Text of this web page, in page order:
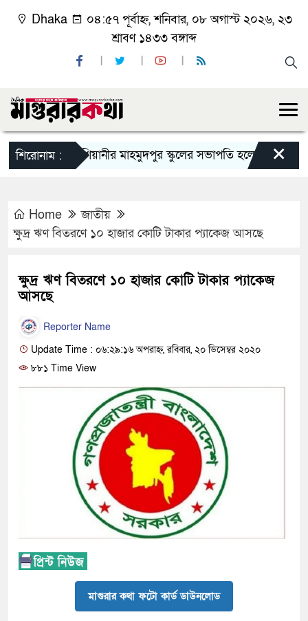
Dhaka
০৪:৫৭ পূর্বাহ্ন, শনিবার, ০৮ অগাস্ট ২০২৬, ২৩
শ্রাবণ ১৪৩৩ বঙ্গাব্দ
শিরোনাম :কাশিয়ানীর মাহমুদপুর স্কুলের সভাপতি হলেন গোবিন্দ ×
Home
জাতীয়
ক্ষুদ্র ঋণ বিতরণে ১০ হাজার কোটি টাকার প্যাকেজ আসছে
ক্ষুদ্র ঋণ বিতরণে ১০ হাজার কোটি টাকার প্যাকেজ
আসছে
Reporter Name
Update Time : ০৬:২৯:১৬ অপরাহ্ন, রবিবার, ২০ ডিসেম্বর ২০২০
৮৮১ Time View
মাগুরার কথা ফটো কার্ড ডাউনলোড